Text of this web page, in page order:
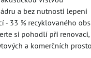
a bez nutnosti lepení
33 % recyklovaného
si pohodlí při
a komerčních